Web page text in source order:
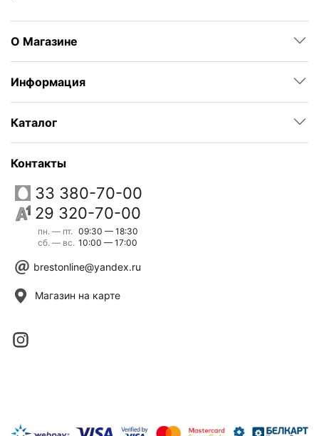
О Магазине
Информация
Каталог
Контакты
33 380-70-00
29 320-70-00
пн. — пт.
сб. — вс.
09:30 — 18:30
10:00 — 17:00
brestonline@yandex.ru
Магазин на карте